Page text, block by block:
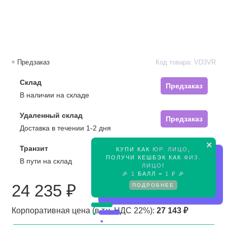
×
КУПИ КАК ЮР. ЛИЦО
ПОЛУЧИ КЕШБЭК КАК ФИЗ.
ЛИЦО !
🎉
1 БАЛЛ = 1 ₽ 🎉
ПОДРОБНЕЕ
Предзаказ Код товара: VD3VR
Склад
Предзаказ
В наличии на складе
Удаленный склад
Предзаказ
Доставка в течении 1-2 дня
Транзит
Предзаказ
В пути на склад
24 235 ₽
Корпоративная цена (в т.ч. НДС 22%): 27 143 ₽